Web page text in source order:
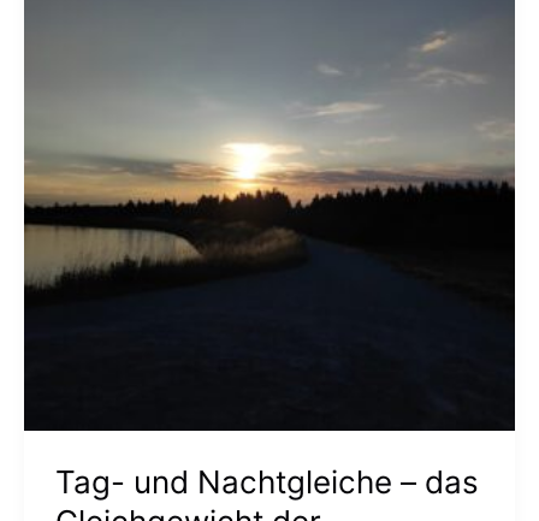
Tag- und Nachtgleiche – das
der
Gegensätze